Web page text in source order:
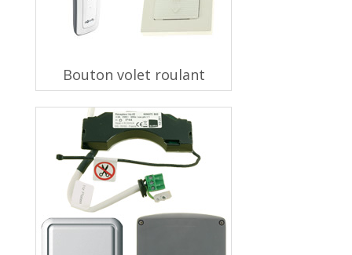
Bouton volet roulant